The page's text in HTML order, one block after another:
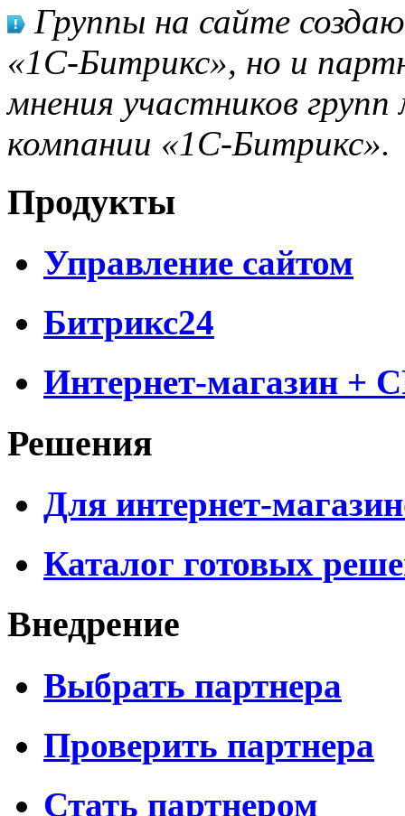
Группы на сайте
«1С-Битрикс», но и
мнения участников
компании «1С-Битрикс».
Продукты
Управление сайтом
Битрикс24
Интернет-магазин +
Решения
Для интернет-
Каталог готовых
Внедрение
Выбрать партнера
Проверить партнера
Стать партнером